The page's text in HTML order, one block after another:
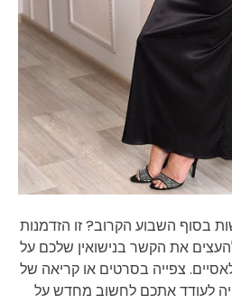
בסוף השבוע הקרוב? זו הזדמנות
את הקשר בנישואין שלכם על
צפייה בסרטים או קריאה של
לעודד אתכם לחשוב מחדש על